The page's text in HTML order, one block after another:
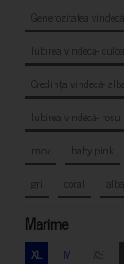
Generozitatea
Iubirea vindecă-
Credința vindecă-
Iubirea vindecă- roșu
mov
baby pink
gri
coral
Marime
XL M XS